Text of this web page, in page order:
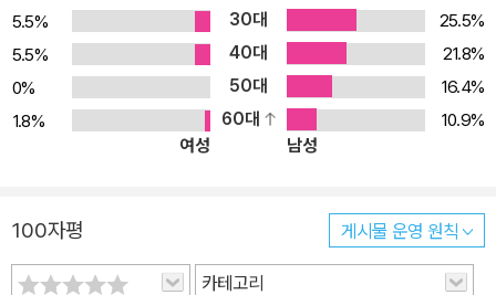
5.5%
30대
25.5%
5.5%
40대
21.8%
0%
50대
16.4%
1.8%
60대
10.9%
여성
남성
100자평 게시물 운영 원칙
카테고리